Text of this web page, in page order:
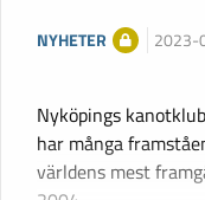
NYHETER 2023-
Nyköpings
har många
världens mest